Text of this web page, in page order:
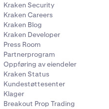
Kraken Security
Kraken Careers
Kraken Blog
Kraken Developer
Press Room
Partnerprogram
Oppføring av eiendeler
Kraken Status
Kundestøttesenter
Klager
Breakout Prop Trading